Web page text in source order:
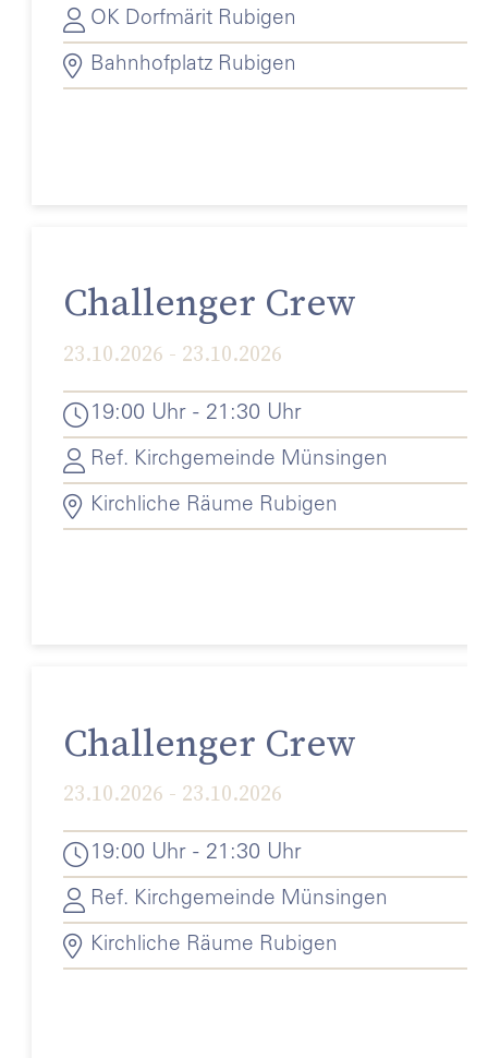
OK Dorfmärit Rubigen
Bahnhofplatz Rubigen
Challenger Crew
23.10.2026 - 23.10.2026
19:00 Uhr - 21:30 Uhr
Ref. Kirchgemeinde Münsingen
Kirchliche Räume Rubigen
Challenger Crew
23.10.2026 - 23.10.2026
19:00 Uhr - 21:30 Uhr
Ref. Kirchgemeinde Münsingen
Kirchliche Räume Rubigen